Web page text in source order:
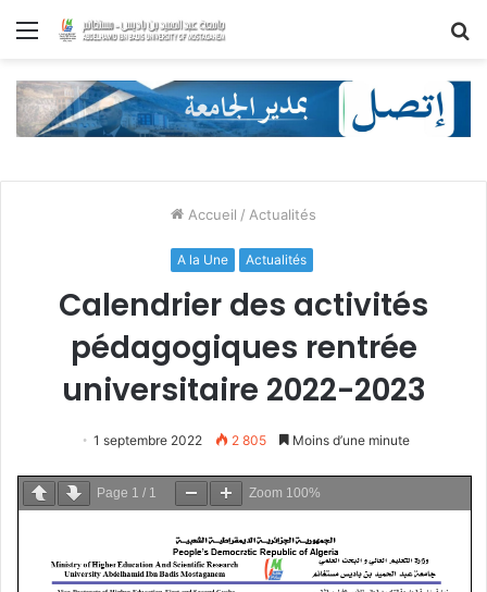
Menu
Accueil / Actualités
A la Une Actualités
Calendrier des activités
pédagogiques rentrée
universitaire 2022-2023
1 septembre 2022 2 805 Moins d’une minute
Page 1 / 1 Zoom 100%